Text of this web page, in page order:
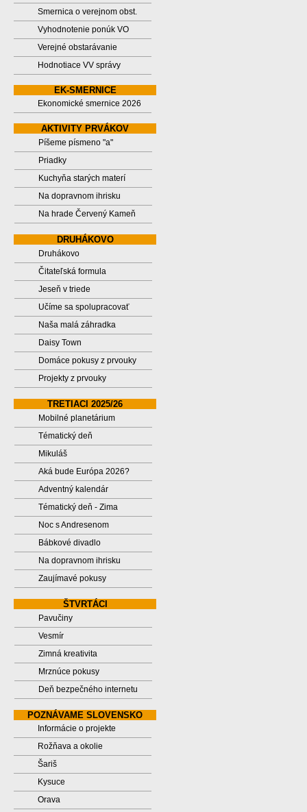
Smernica o verejnom obst.
Vyhodnotenie ponúk VO
Verejné obstarávanie
Hodnotiace VV správy
EK-SMERNICE
Ekonomické smernice 2026
AKTIVITY PRVÁKOV
Píšeme písmeno "a"
Priadky
Kuchyňa starých materí
Na dopravnom ihrisku
Na hrade Červený Kameň
DRUHÁKOVO
Druhákovo
Čitateľská formula
Jeseň v triede
Učíme sa spolupracovať
Naša malá záhradka
Daisy Town
Domáce pokusy z prvouky
Projekty z prvouky
TRETIACI 2025/26
Mobilné planetárium
Tématický deň
Mikuláš
Aká bude Európa 2026?
Adventný kalendár
Tématický deň - Zima
Noc s Andresenom
Bábkové divadlo
Na dopravnom ihrisku
Zaujímavé pokusy
ŠTVRTÁCI
Pavučiny
Vesmír
Zimná kreativita
Mrznúce pokusy
Deň bezpečného internetu
POZNÁVAME SLOVENSKO
Informácie o projekte
Rožňava a okolie
Šariš
Kysuce
Orava